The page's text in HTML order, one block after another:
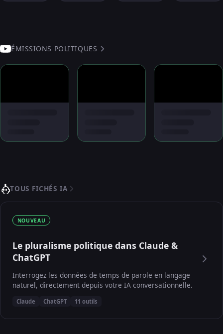
ÉMISSIONS POLITIQUES
TOUS FICHÉS IA
NOUVEAU
Le pluralisme politique dans Claude &
ChatGPT
Interrogez les données de temps de parole en langage
naturel, directement depuis votre IA conversationnelle.
Claude ChatGPT 11 outils